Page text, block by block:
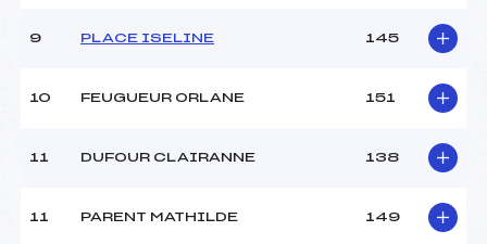
9 PLACE ISELINE 145
10 FEUGUEUR ORLANE 151
11 DUFOUR CLAIRANNE 138
11 PARENT MATHILDE 149